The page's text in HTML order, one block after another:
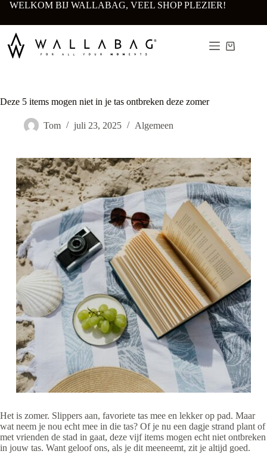
Ga
de
inhoud
WELKOM BIJ WALLABAG, VEEL SHOP PLEZIER!
Deze 5 items mogen niet in je tas ontbreken deze zomer
Tom juli 23, 2025 Algemeen
Het is zomer. Slippers aan, favoriete tas mee en lekker op pad. Maar
wat neem je nou echt mee in die tas? Of je nu een dagje strand plant of
met vrienden de stad in gaat, deze vijf items mogen echt niet ontbreken
in jouw tas. Want geloof ons, als je dit meeneemt, zit je altijd goed.